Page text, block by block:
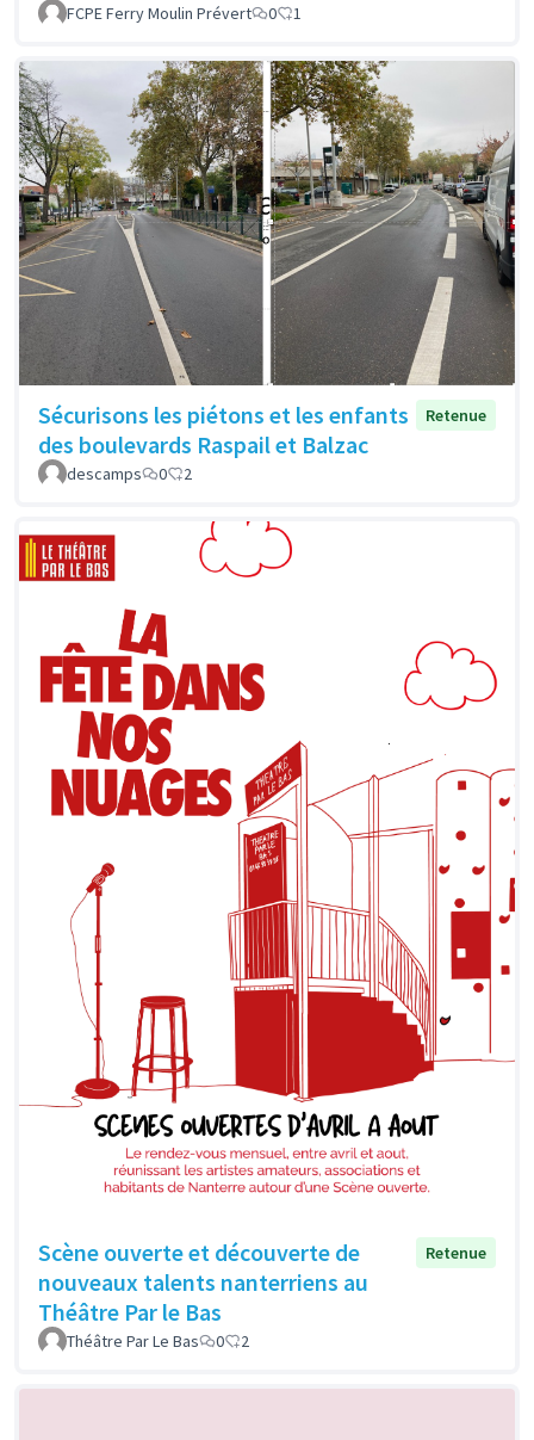
FCPE Ferry Moulin Prévert 0 1
Sécurisons les piétons et les enfants
des boulevards Raspail et Balzac
Retenue
descamps 0 2
Scène ouverte et découverte de
nouveaux talents nanterriens au
Théâtre Par le Bas
Retenue
Théâtre Par Le Bas 0 2